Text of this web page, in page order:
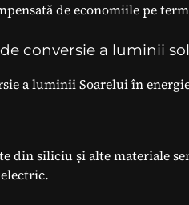
de economiile pe
conversie a luminii
a luminii Soarelui în
din siliciu și alte materiale